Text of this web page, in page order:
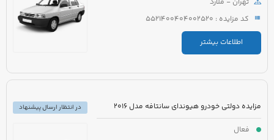
کد مزایده : 5521400404002520
اطلاعات بیشتر
مزایده دولتی خودرو هیوندای سانتافه مدل 2016
فعال
در انتظار ارسال پیشنهاد